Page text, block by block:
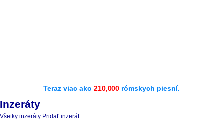
Teraz viac ako 210,000 rómskych piesní.
Inzeráty
Všetky inzeráty Pridať inzerát